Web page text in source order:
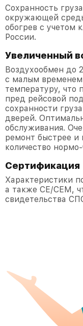
Сохранность
окружающей
обогрев с учетом
России.
Увеличенный
Воздухообмен до
с малым
температуру, что
пред рейсовой
сохранности
дверей.
обслуживания.
ремонт быстрее и
количество
Сертификация
Характеристики
а также СЕ/СЕМ,
свидетельства